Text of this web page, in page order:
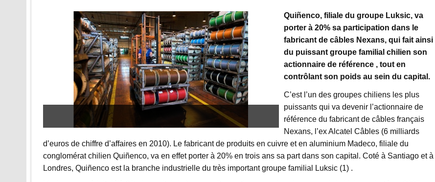
Quiñenco, filiale du groupe Luksic, va
porter à 20% sa participation dans le
fabricant de câbles Nexans, qui fait ainsi
du puissant groupe familial chilien son
actionnaire de référence , tout en
contrôlant son poids au sein du capital.
C’est l’un des groupes chiliens les plus
puissants qui va devenir l’actionnaire de
référence du fabricant de câbles français
Nexans, l’ex Alcatel Câbles (6 milliards
d’euros de chiffre d’affaires en 2010). Le fabricant de produits en cuivre et en aluminium Madeco, filiale du
conglomérat chilien Quiñenco, va en effet porter à 20% en trois ans sa part dans son capital. Coté à Santiago et à
Londres, Quiñenco est la branche industrielle du très important groupe familial Luksic (1) .